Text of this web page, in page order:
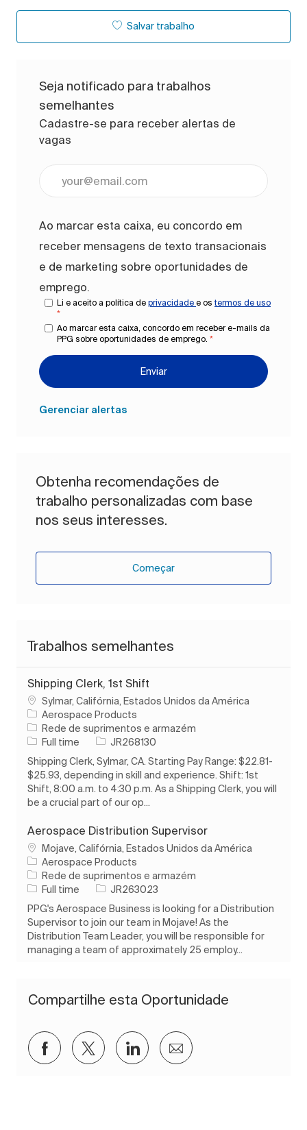
Salvar trabalho
Seja notificado para trabalhos
semelhantes
Cadastre-se para receber alertas de
vagas
Ao marcar esta caixa, eu concordo em
receber mensagens de texto transacionais
e de marketing sobre oportunidades de
emprego.
Li e aceito a política de privacidade e ostermos de uso
*
Ao marcar esta caixa, concordo em receber e-mails da
PPG sobre oportunidades de emprego. *
Enviar
Gerenciar alertas
Obtenha recomendações de
trabalho personalizadas com base
nos seus interesses.
Começar
Trabalhos semelhantes
Shipping Clerk, 1st Shift
Localização
Sylmar, Califórnia, Estados Unidos da América
Aerospace Products
Categoria
Rede de suprimentos e armazém
Tipo de Trabalho
Full time ID do trabalho
JR268130
Shipping Clerk, Sylmar, CA. Starting Pay Range: $22.81-
$25.93, depending in skill and experience. Shift: 1st
Shift, 8:00 a.m. to 4:30 p.m. As a Shipping Clerk, you will
be a crucial part of our op...
Aerospace Distribution Supervisor
Localização
Mojave, Califórnia, Estados Unidos da América
Aerospace Products
Categoria
Rede de suprimentos e armazém
Tipo de Trabalho
Full time ID do trabalho
JR263023
PPG's Aerospace Business is looking for a Distribution
Supervisor to join our team in Mojave! As the
Distribution Team Leader, you will be responsible for
managing a team of approximately 25 employ...
Compartilhe esta Oportunidade
Compartilhar via Facebook
Compartilhar via twitter
Compartilhar via LinkedIn
Compartilhar por